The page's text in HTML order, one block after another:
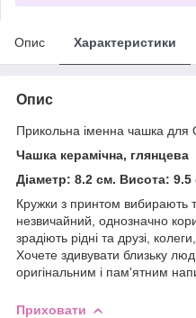
Опис Характеристики
Опис
Прикольна іменна чашка для
Чашка керамічна, глянцева
Діаметр: 8.2 см. Висота:
Кружки з принтом вибирають
незвичайний, однозначно
зрадіють рідні та друзі,
Хочете здивувати близьку
оригінальним і пам'ятним
Приховати